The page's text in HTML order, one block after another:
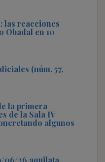
las reacciones
Obadal en 10
(núm. 57,
la primera
de la Sala IV
algunos
06/26 aquilata